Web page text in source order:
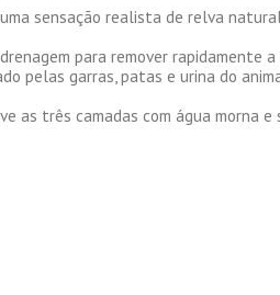
sensação realista de relva
para remover rapidamente
pelas garras, patas e urina do
as três camadas com água morna